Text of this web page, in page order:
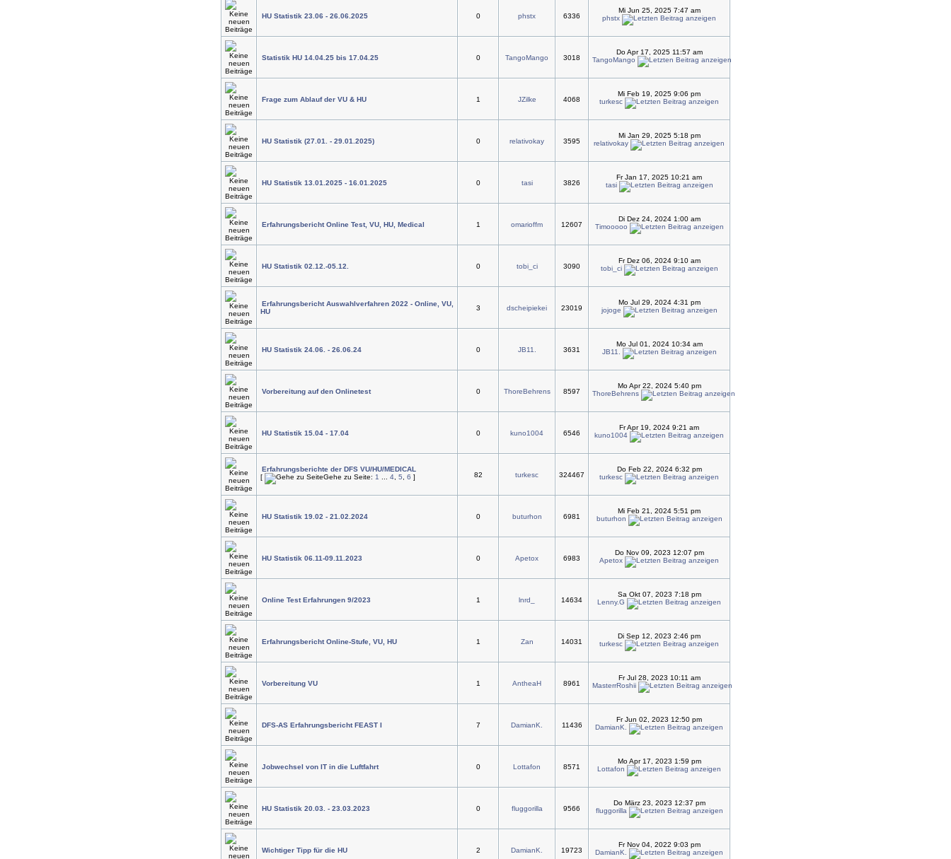
HU Statistik 23.06 - 26.06.2025 0 phstx 6336
Mi Jun 25, 2025 7:47 am
phstx
Statistik HU 14.04.25 bis 17.04.25 0 TangoMango 3018
Do Apr 17, 2025 11:57 am
TangoMango
Frage zum Ablauf der VU & HU 1 JZilke 4068
Mi Feb 19, 2025 9:06 pm
turkesc
HU Statistik (27.01. - 29.01.2025) 0 relativokay 3595
Mi Jan 29, 2025 5:18 pm
relativokay
HU Statistik 13.01.2025 - 16.01.2025 0 tasi 3826
Fr Jan 17, 2025 10:21 am
tasi
Erfahrungsbericht Online Test, VU, HU, Medical 1 omarioffm 12607
Di Dez 24, 2024 1:00 am
Timooooo
HU Statistik 02.12.-05.12. 0 tobi_ci 3090
Fr Dez 06, 2024 9:10 am
tobi_ci
Erfahrungsbericht Auswahlverfahren 2022 - Online, VU,
HU
3 dscheipiekei 23019
Mo Jul 29, 2024 4:31 pm
jojoge
HU Statistik 24.06. - 26.06.24 0 JB11. 3631
Mo Jul 01, 2024 10:34 am
JB11.
Vorbereitung auf den Onlinetest 0 ThoreBehrens 8597
Mo Apr 22, 2024 5:40 pm
ThoreBehrens
HU Statistik 15.04 - 17.04 0 kuno1004 6546
Fr Apr 19, 2024 9:21 am
kuno1004
Erfahrungsberichte der DFS VU/HU/MEDICAL
[
Gehe zu Seite: 1 4 5 6 ] 82 turkesc 324467
Do Feb 22, 2024 6:32 pm
turkesc
HU Statistik 19.02 - 21.02.2024 0 buturhon 6981
Mi Feb 21, 2024 5:51 pm
buturhon
HU Statistik 06.11-09.11.2023 0 Apetox 6983
Do Nov 09, 2023 12:07 pm
Apetox
Online Test Erfahrungen 9/2023 1 lnrd_ 14634
Sa Okt 07, 2023 7:18 pm
Lenny.G
Erfahrungsbericht Online-Stufe, VU, HU 1 Zan 14031
Di Sep 12, 2023 2:46 pm
turkesc
Vorbereitung VU 1 AntheaH 8961
Fr Jul 28, 2023 10:11 am
MasterrRoshii
DFS-AS Erfahrungsbericht FEAST I 7 DamianK. 11436
Fr Jun 02, 2023 12:50 pm
DamianK.
Jobwechsel von IT in die Luftfahrt 0 Lottafon 8571
Mo Apr 17, 2023 1:59 pm
Lottafon
HU Statistik 20.03. - 23.03.2023 0 fluggorilla 9566
Do März 23, 2023 12:37 pm
fluggorilla
Wichtiger Tipp für die HU 2 DamianK. 19723
Fr Nov 04, 2022 9:03 pm
DamianK.